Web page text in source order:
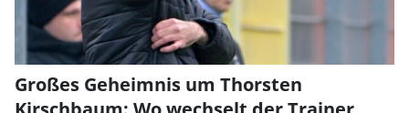
Großes Geheimnis um Thorsten